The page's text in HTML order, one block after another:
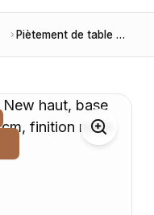
Piètement de table Savoy New haut, base ronde Ø 45 cm, hauteur 110 cm, finition noire